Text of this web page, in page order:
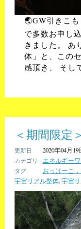
🌏GW引きこ
で多数お申し
きました。 あ
体」と、この
感頂き、 そし
＜期間限定
2020年04月19
エネルギー
おっけーこ
宇宙リアル整体,宇宙